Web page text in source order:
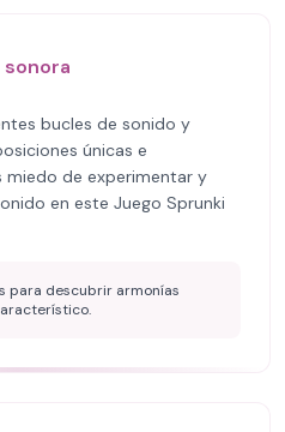
bucles de sonido y
únicas e
miedo de experimentar y
en este Juego Sprunki
para descubrir armonías